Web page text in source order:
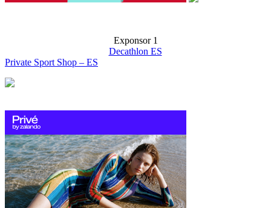
Exponsor 1
Decathlon ES
Private Sport Shop – ES